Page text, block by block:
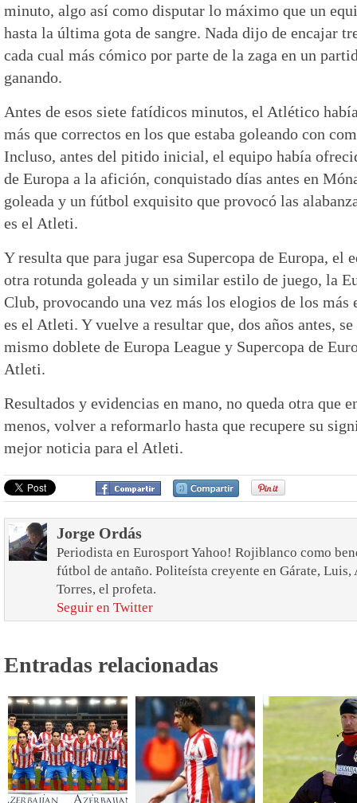
minuto, algo así como disputar lo máximo que un
hasta la última gota de sangre. Nada dijo de encajar
cada cual más cómico por parte de la zaga en un
ganando.
Antes de esos siete fatídicos minutos, el Atlético
más que correctos en los que estaba goleando con
Incluso, antes del pitido inicial, el equipo había
de Europa a la afición, conquistado días antes en
goleada y un fútbol exquisito que provocó las
es el Atleti.
Y resulta que para jugar esa Supercopa de Europa, el
otra rotunda goleada y un similar estilo de juego, la
Club, provocando una vez más los elogios de los
es el Atleti. Y vuelve a resultar que, dos años antes,
mismo doblete de Europa League y Supercopa de
Atleti.
Resultados y evidencias en mano, no queda otra que
menos, volver a reformarlo hasta que recupere su
mejor noticia para el Atleti.
Jorge Ordás
Periodista en Eurosport Yahoo! Rojiblanco como
fútbol de antaño. Politeísta creyente en Gárate,
Torres, el profeta.
Seguir en Twitter
Entradas relacionadas